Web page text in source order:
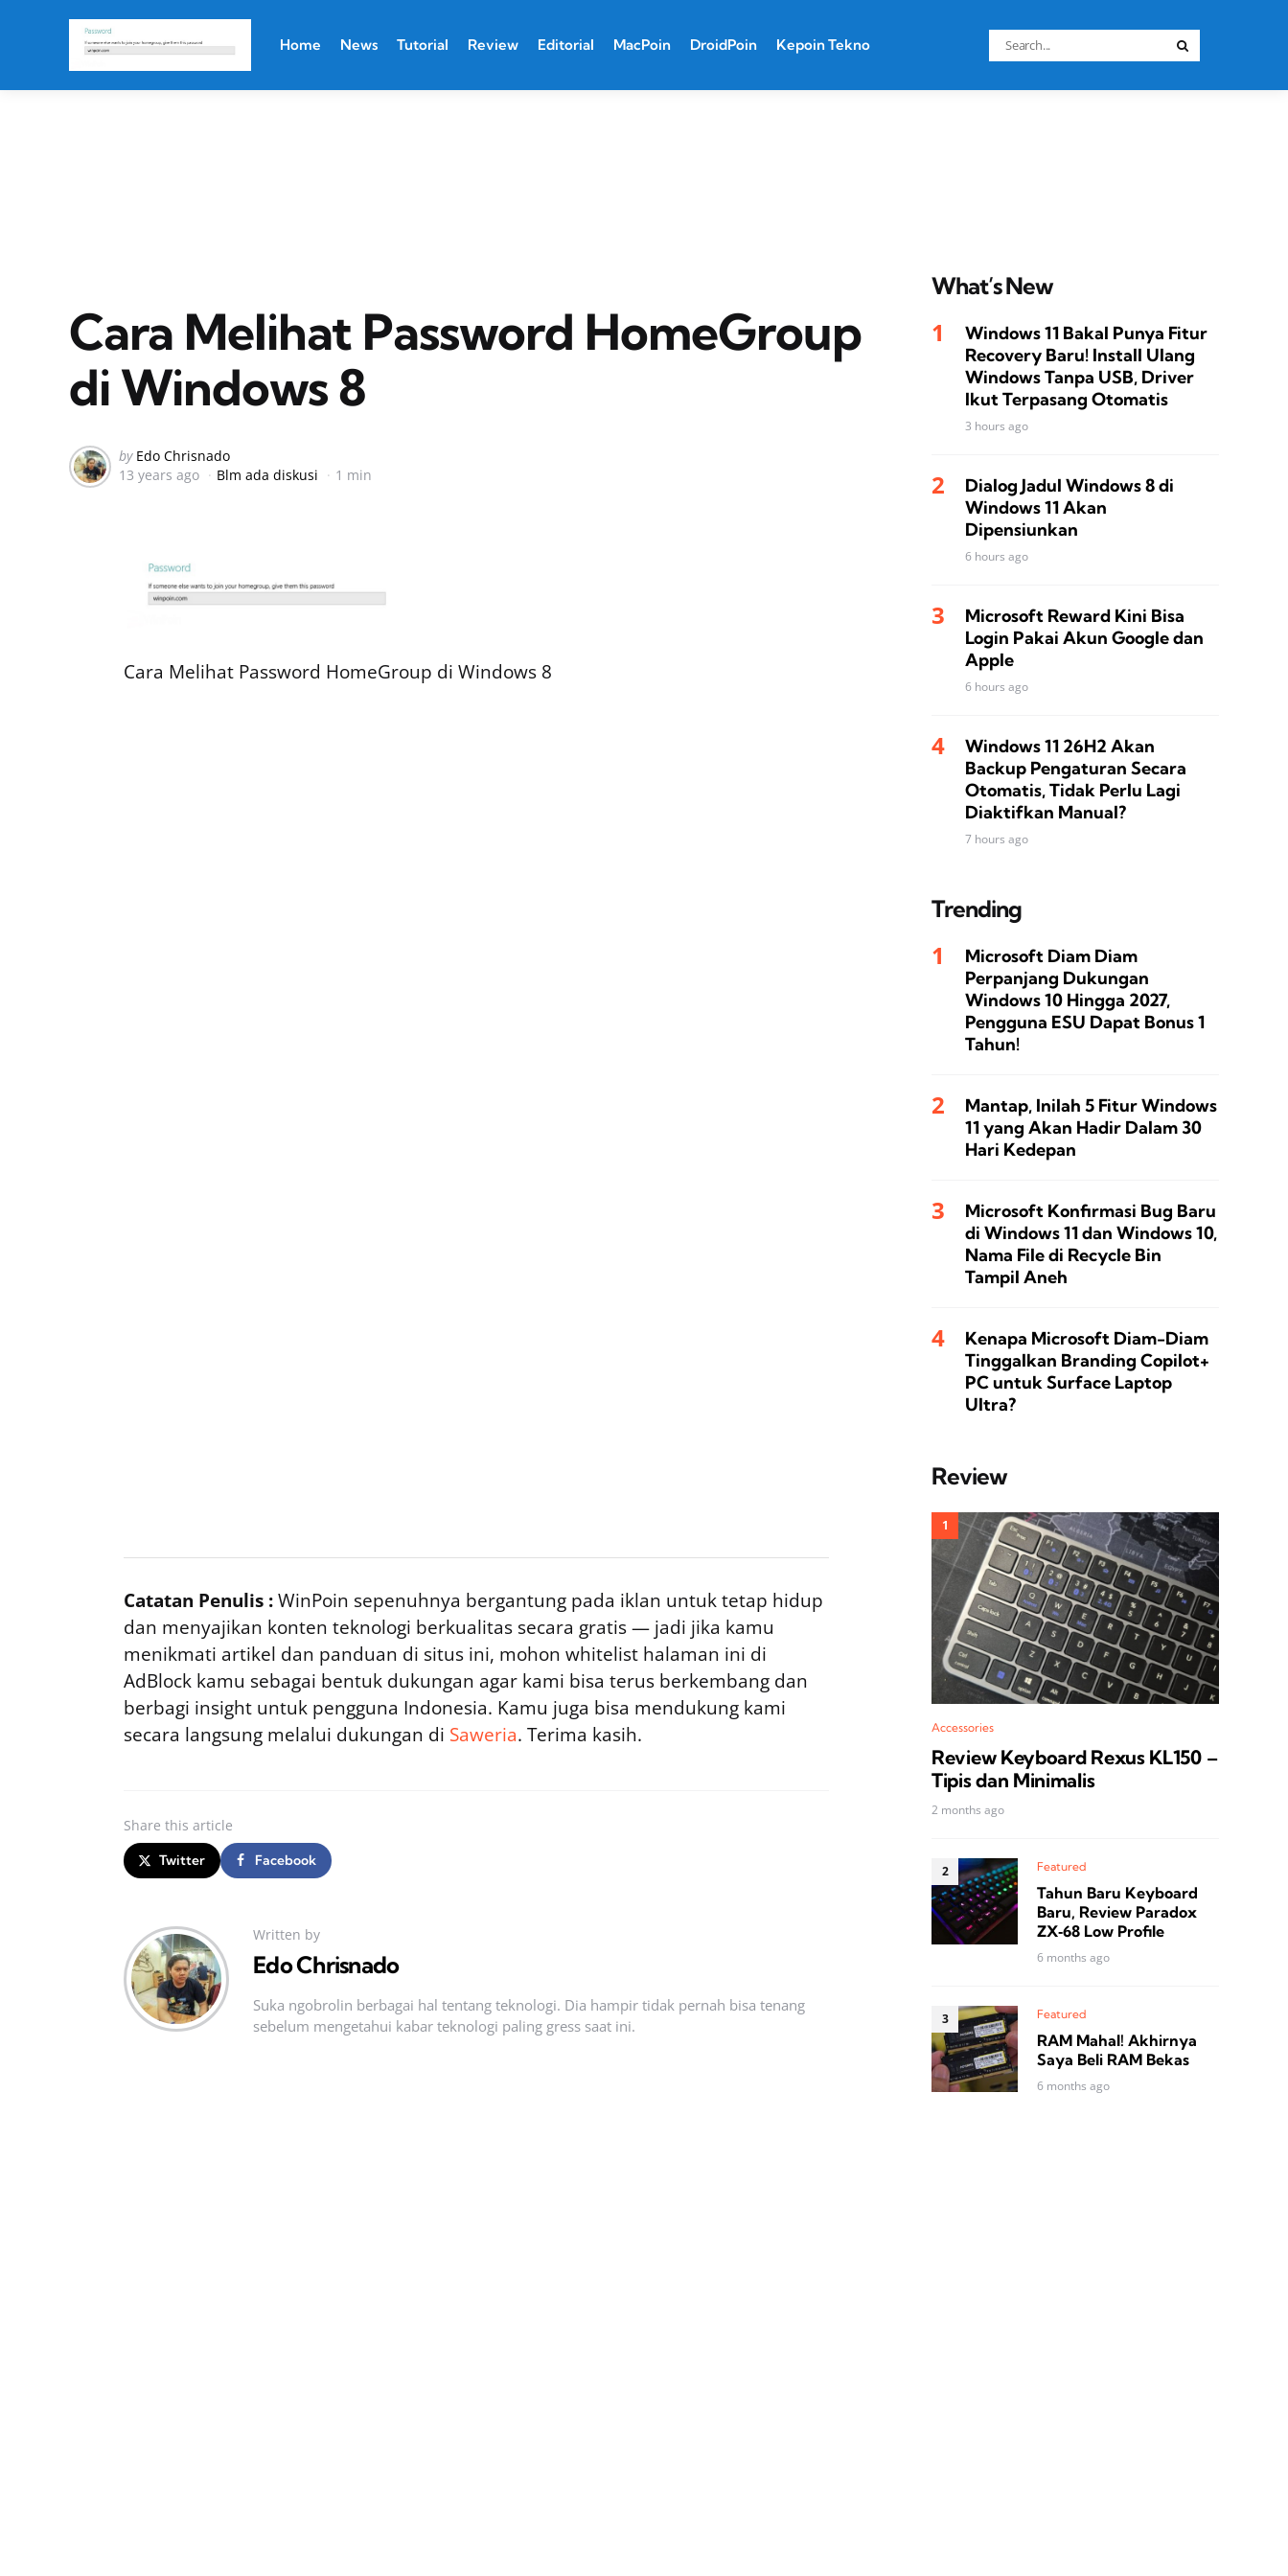
Home News Tutorial Review Editorial MacPoin DroidPoin Kepoin Tekno
Search
for:
Cara Melihat Password HomeGroup
di Windows 8
Posted
by
by Edo Chrisnado
13 years ago
Blm ada diskusi 1 min
Cara Melihat Password HomeGroup di Windows 8
Catatan Penulis :WinPoin sepenuhnya bergantung pada iklan untuk tetap hidup
dan menyajikan konten teknologi berkualitas secara gratis — jadi jika kamu
menikmati artikel dan panduan di situs ini, mohon whitelist halaman ini di
AdBlock kamu sebagai bentuk dukungan agar kami bisa terus berkembang dan
berbagi insight untuk pengguna Indonesia. Kamu juga bisa mendukung kami
secara langsung melalui dukungan di Saweria. Terima kasih.
Share this article
Twitter Facebook
Written by
Edo Chrisnado
Suka ngobrolin berbagai hal tentang teknologi. Dia hampir tidak pernah bisa tenang
sebelum mengetahui kabar teknologi paling gress saat ini.
What’s New
Windows 11 Bakal Punya Fitur
Recovery Baru! Install Ulang
Windows Tanpa USB, Driver
Ikut Terpasang Otomatis
3 hours ago
Dialog Jadul Windows 8 di
Windows 11 Akan
Dipensiunkan
6 hours ago
Microsoft Reward Kini Bisa
Login Pakai Akun Google dan
Apple
6 hours ago
Windows 11 26H2 Akan
Backup Pengaturan Secara
Otomatis, Tidak Perlu Lagi
Diaktifkan Manual?
7 hours ago
Trending
Microsoft Diam Diam
Perpanjang Dukungan
Windows 10 Hingga 2027,
Pengguna ESU Dapat Bonus 1
Tahun!
Mantap, Inilah 5 Fitur Windows
11 yang Akan Hadir Dalam 30
Hari Kedepan
Microsoft Konfirmasi Bug Baru
di Windows 11 dan Windows 10,
Nama File di Recycle Bin
Tampil Aneh
Kenapa Microsoft Diam-Diam
Tinggalkan Branding Copilot+
PC untuk Surface Laptop
Ultra?
Review
Accessories
Review Keyboard Rexus KL150 –
Tipis dan Minimalis
2 months ago
Featured
Tahun Baru Keyboard
Baru, Review Paradox
ZX‑68 Low Profile
6 months ago
Featured
RAM Mahal! Akhirnya
Saya Beli RAM Bekas
6 months ago